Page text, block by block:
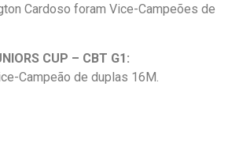
Cardoso foram Vice-Campeões de
CUP – CBT G1:
Campeão de duplas 16M.